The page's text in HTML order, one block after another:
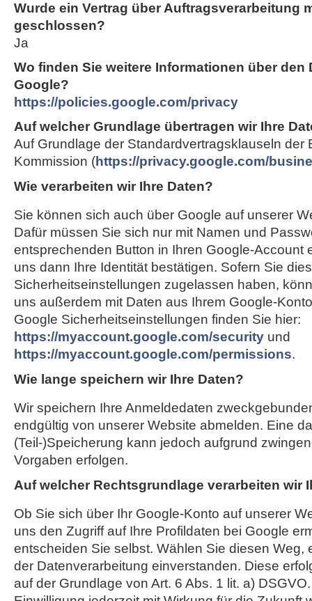
Wurde ein Vertrag über Auftragsverarbeitung
geschlossen?
Ja
Wo finden Sie weitere Informationen über den
Google?
https://policies.google.com/privacy
Auf welcher Grundlage übertragen wir Ihre
Auf Grundlage der Standardvertragsklauseln der
Kommission (https://privacy.google.com/
Wie verarbeiten wir Ihre Daten?
Sie können sich auch über Google auf unserer
Dafür müssen Sie sich nur mit Namen und
entsprechenden Button in Ihren Google-Account
uns dann Ihre Identität bestätigen. Sofern Sie
Sicherheitseinstellungen zugelassen haben,
uns außerdem mit Daten aus Ihrem Google-
Google Sicherheitseinstellungen finden Sie hier:
https://myaccount.google.com/security und
https://myaccount.google.com/permissions.
Wie lange speichern wir Ihre Daten?
Wir speichern Ihre Anmeldedaten
endgültig von unserer Website abmelden. Eine
(Teil-)Speicherung kann jedoch aufgrund
Vorgaben erfolgen.
Auf welcher Rechtsgrundlage verarbeiten wir
Ob Sie sich über Ihr Google-Konto auf unserer
uns den Zugriff auf Ihre Profildaten bei Google
entscheiden Sie selbst. Wählen Sie diesen Weg,
der Datenverarbeitung einverstanden. Diese
auf der Grundlage von Art. 6 Abs. 1 lit. a)